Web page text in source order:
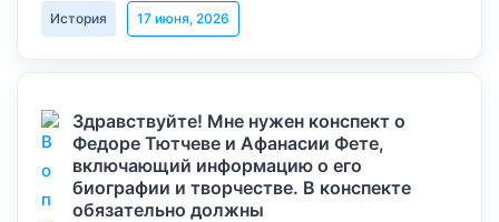
История 17 июня, 2026
Здравствуйте! Мне нужен конспект о
Федоре Тютчеве и Афанасии Фете,
включающий информацию о его
биографии и творчестве. В конспекте
обязательно должны